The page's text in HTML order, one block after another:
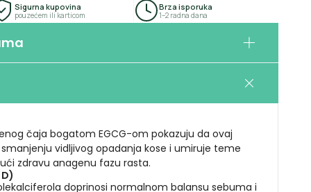
Sigurna kupovina
pouzećem ili karticom
Brza isporuka
1–2 radna dana
07:30 – 21:00
07:30 – 21:00
07:30 – 21:00
Zatvoreno
čaja bogatom EGCG-om pokazuju da ovaj
vidljivog opadanja kose i umiruje teme
zdravu anagenu fazu rasta.
doprinosi normalnom balansu sebuma i